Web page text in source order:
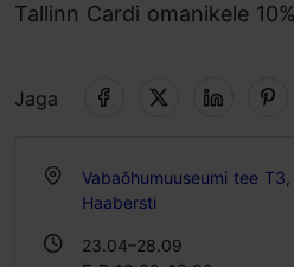
Tallinn Cardi omanikele
Jaga
Vabaõhumuuseumi tee T3,
Haabersti
23.04–28.09